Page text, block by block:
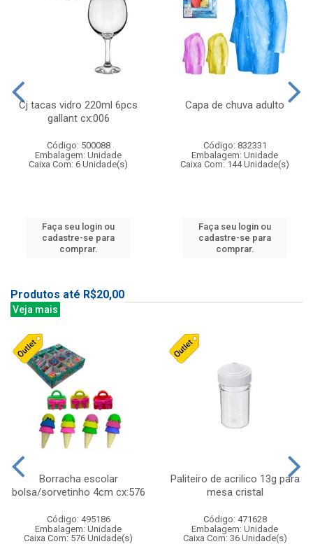
Cj tacas vidro 220ml 6pcs
gallant cx:006
Código: 500088
Embalagem: Unidade
Caixa Com: 6 Unidade(s)
Faça seu login ou
cadastre-se para
comprar.
Capa de chuva adulto
Código: 832331
Embalagem: Unidade
Caixa Com: 144 Unidade(s)
Faça seu login ou
cadastre-se para
comprar.
Produtos até R$20,00
Veja mais
Borracha escolar
bolsa/sorvetinho 4cm cx:576
Código: 495186
Embalagem: Unidade
Caixa Com: 576 Unidade(s)
Paliteiro de acrilico 13g para
mesa cristal
Código: 471628
Embalagem: Unidade
Caixa Com: 36 Unidade(s)